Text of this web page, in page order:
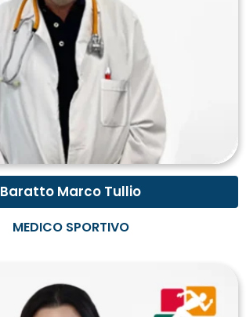
Baratto Marco Tullio
MEDICO SPORTIVO